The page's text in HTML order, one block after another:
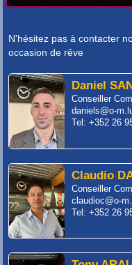
N'hésitez pas à contacter
occasion de rêve
Daniel
Conseiller
daniels@o-
Tel: +352 26
Claudio
Conseiller
claudioc@o-
Tel: +352 26